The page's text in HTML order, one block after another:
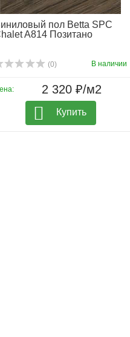
пол Betta SPC
A814 Позитано
(0) В наличии
2 320 ₽/м2
Купить